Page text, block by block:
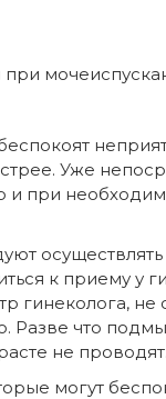
Уже
при
к приему у
гинеколога, не
что
не проводят.
могут